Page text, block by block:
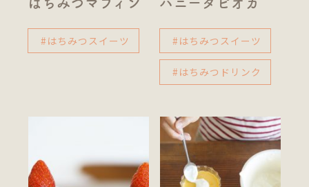
はちみつマフィン
#はちみつスイーツ
ハニータピオカ
#はちみつスイーツ
#はちみつドリンク